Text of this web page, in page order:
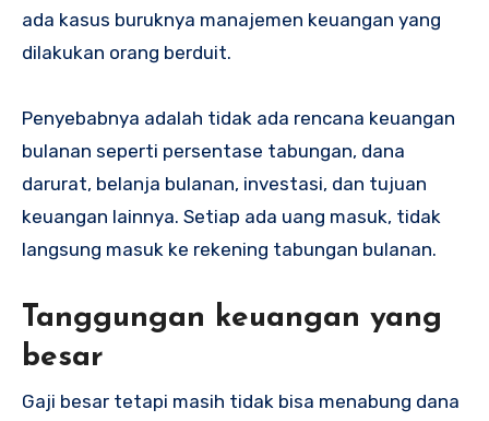
ada kasus buruknya manajemen keuangan yang
dilakukan orang berduit.
Penyebabnya adalah tidak ada rencana keuangan
bulanan seperti persentase tabungan, dana
darurat, belanja bulanan, investasi, dan tujuan
keuangan lainnya. Setiap ada uang masuk, tidak
langsung masuk ke rekening tabungan bulanan.
Tanggungan keuangan yang
besar
Gaji besar tetapi masih tidak bisa menabung dana